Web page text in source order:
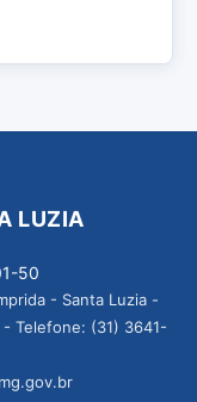
LUZIA
50
- Santa Luzia -
Telefone: (31) 3641-